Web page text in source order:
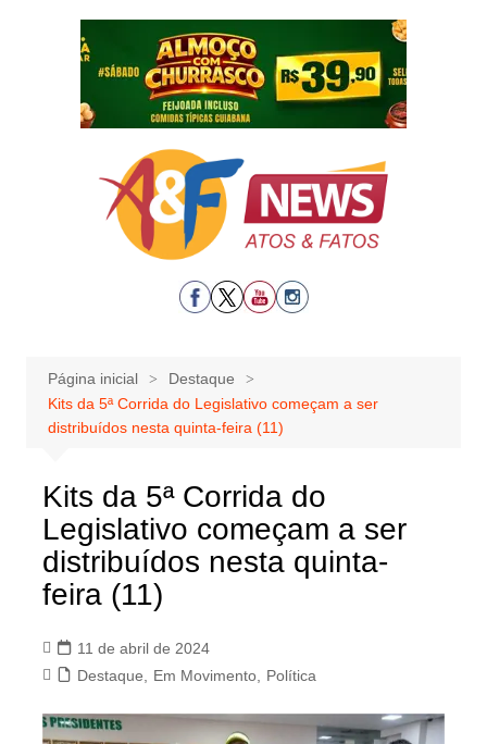
Página inicial
Destaque
Kits da 5ª Corrida do Legislativo começam a ser
distribuídos nesta quinta-feira (11)
Kits da 5ª Corrida do
Legislativo começam a ser
distribuídos nesta quinta-
feira (11)
11 de abril de 2024
Destaque
Em Movimento, Política